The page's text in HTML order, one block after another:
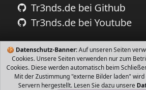
🍪 Datenschutz-Banner:Auf unseren Seiten
Cookies. Unsere Seiten verwenden nur zum
Cookies. Diese werden automatisch beim
Mit der Zustimmung "externe Bilder laden"
Servern hergestellt. Lesen Sie dazu unsere
Tr3nds.de bei Github
Tr3nds.de bei Youtube